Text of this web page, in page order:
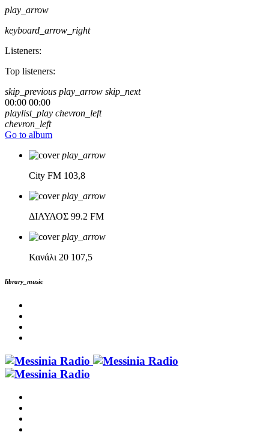
play_arrow
keyboard_arrow_right
Listeners:
Top listeners:
skip_previous play_arrow skip_next
00:00 00:00
playlist_play chevron_left
chevron_left
Go to album
play_arrow
City FM 103,8
play_arrow
ΔΙΑΥΛΟΣ 99.2 FM
play_arrow
Κανάλι 20 107,5
library_music